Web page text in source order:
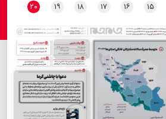
۱۵ ۱۶ ۱۷ ۱۸ ۱۹ ۲۰